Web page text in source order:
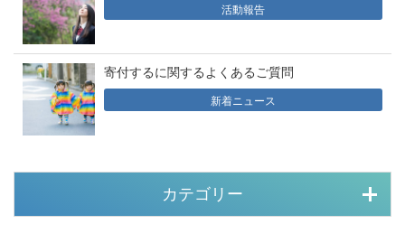
活動報告
寄付するに関するよくあるご質問
新着ニュース
カテゴリー